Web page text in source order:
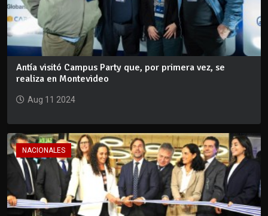
Antía visitó Campus Party que, por primera vez, se
realiza en Montevideo
Aug 11 2024
NACIONALES